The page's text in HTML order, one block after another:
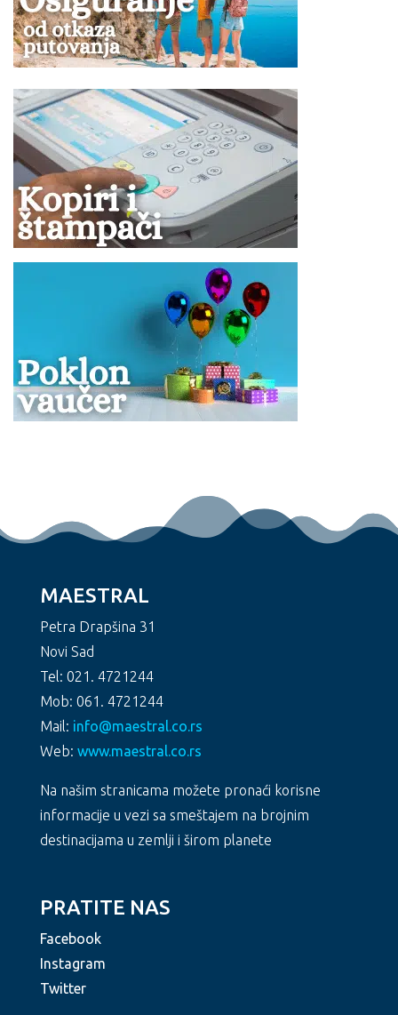
MAESTRAL
Petra Drapšina 31
Novi Sad
Tel: 021. 4721244
Mob: 061. 4721244
Mail: info@maestral.co.rs
Web: www.maestral.co.rs
Na našim stranicama možete pronaći korisne
informacije u vezi sa smeštajem na brojnim
destinacijama u zemlji i širom planete
PRATITE NAS
Facebook
Instagram
Twitter